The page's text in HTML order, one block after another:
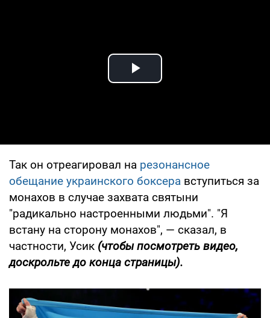
Play Video
Так он отреагировал на резонансное
обещание украинского боксера вступиться за
монахов в случае захвата святыни
"радикально настроенными людьми". "Я
встану на сторону монахов", — сказал, в
частности, Усик (чтобы посмотреть видео,
доскрольте до конца страницы).